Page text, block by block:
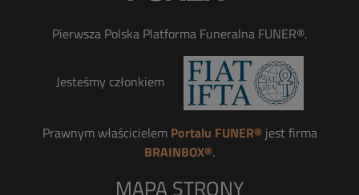
Pierwsza Polska Platforma Funeralna FUNER®.
Jesteśmy członkiem
Prawnym właścicielem Portalu FUNER®jest firma
BRAINBOX®.
MAPA STRONY